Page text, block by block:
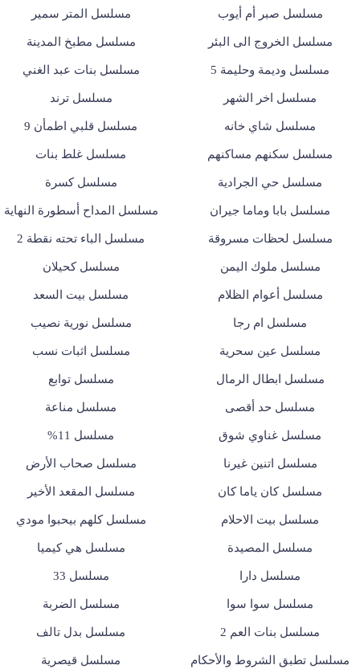
مسلسل صبر أم أيوب مسلسل المتر سمير
مسلسل الخروج الى البئر مسلسل مطبخ المدينة
مسلسل وديمة وحليمة 5 مسلسل بنات عبد الغني
مسلسل اخر الشهر مسلسل ترند
مسلسل شاي خانه مسلسل قلبي اطمأن 9
مسلسل سكنهم مساكنهم مسلسل غلط بنات
مسلسل حي الجرادية مسلسل كسرة
مسلسل بابا وماما جيران مسلسل المداح أسطورة النهاية
مسلسل لحظات مسروقة مسلسل الباء تحته نقطة 2
مسلسل ملوك اليمن مسلسل كحيلان
مسلسل أعوام الظلام مسلسل بيت السعد
مسلسل ام رجا مسلسل نورية نصيب
مسلسل عين سحرية مسلسل اثبات نسب
مسلسل ابطال الرمال مسلسل توابع
مسلسل حد أقصى مسلسل مناعة
مسلسل غناوي شوق مسلسل 11%
مسلسل اتنين غيرنا مسلسل صحاب الأرض
مسلسل كان ياما كان مسلسل المقعد الأخير
مسلسل بيت الاحلام مسلسل كلهم بيحبوا مودي
مسلسل المصيدة مسلسل هي كيميا
مسلسل دارا مسلسل 33
مسلسل سوا سوا مسلسل الضربة
مسلسل بنات العم 2 مسلسل بدل تالف
مسلسل تطبق الشروط والأحكام مسلسل قيصرية